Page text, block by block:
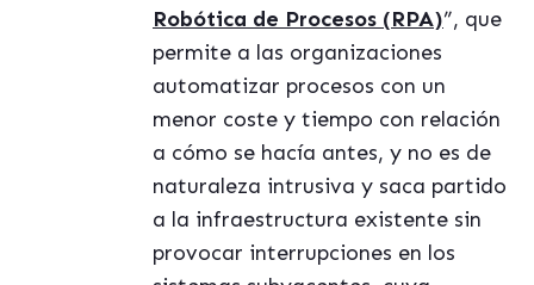
Robótica de Procesos (RPA)”, que
permite a las organizaciones
automatizar procesos con un
menor coste y tiempo con relación
a cómo se hacía antes, y no es de
naturaleza intrusiva y saca partido
a la infraestructura existente sin
provocar interrupciones en los